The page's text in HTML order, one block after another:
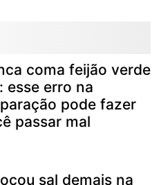
coma feijão verde
esse erro na
pode fazer
passar mal
sal demais na